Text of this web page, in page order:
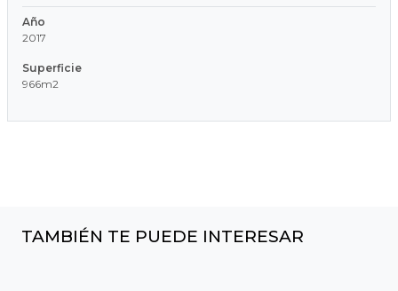
Año
2017
Superficie
966m2
TAMBIÉN TE PUEDE INTERESAR